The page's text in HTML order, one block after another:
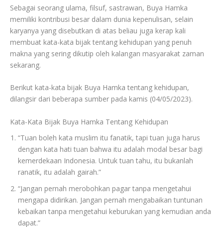
Sebagai seorang ulama, filsuf, sastrawan, Buya Hamka
memiliki kontribusi besar dalam dunia kepenulisan, selain
karyanya yang disebutkan di atas beliau juga kerap kali
membuat kata-kata bijak tentang kehidupan yang penuh
makna yang sering dikutip oleh kalangan masyarakat zaman
sekarang.
Berikut kata-kata bijak Buya Hamka tentang kehidupan,
dilangsir dari beberapa sumber pada kamis (04/05/2023).
Kata-Kata Bijak Buya Hamka Tentang Kehidupan
“Tuan boleh kata muslim itu fanatik, tapi tuan juga harus
dengan kata hati tuan bahwa itu adalah modal besar bagi
kemerdekaan Indonesia. Untuk tuan tahu, itu bukanlah
ranatik, itu adalah gairah.”
“Jangan pernah merobohkan pagar tanpa mengetahui
mengapa didirikan. Jangan pernah mengabaikan tuntunan
kebaikan tanpa mengetahui keburukan yang kemudian anda
dapat.”